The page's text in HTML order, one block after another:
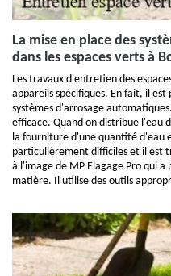
La mise en place des
dans les espaces verts à
Les travaux d'entretien des
appareils spécifiques. En fait, il est
systèmes d'arrosage
efficace. Quand on distribue l'eau
la fourniture d'une quantité d'eau
particulièrement difficiles et il est
à l'image de MP Elagage Pro qui a
matière. Il utilise des outils